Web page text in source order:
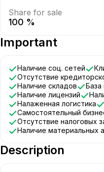
Share for sale
100 %
Important
Наличие соц. сетей
Отсутствие
Наличие складов
Наличие лицензий
Налаженная логистика
Самостоятельный
Отсутствие налоговых
Наличие материальных
Description